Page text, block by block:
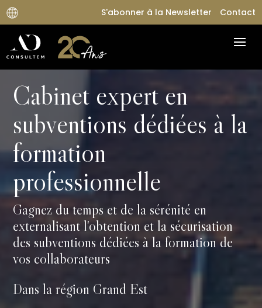
S'abonner à la Newsletter Contact
Cabinet expert en
subventions dédiées à la
formation
professionnelle
Gagnez du temps et de la sérénité en
externalisant l'obtention et la sécurisation
des subventions dédiées à la formation de
vos collaborateurs
Dans la région Grand Est